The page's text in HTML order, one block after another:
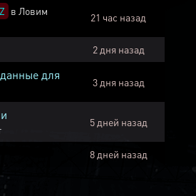
в Ловим
21 час назад
2 дня назад
для
3 дня назад
5 дней назад
8 дней назад